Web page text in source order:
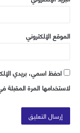
الموقع الإلكتروني
احفظ اسمي، بريدي
لاستخدامها المرة المقبلة